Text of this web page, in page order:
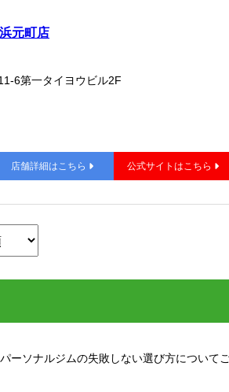
元町店
6第一タイヨウビル2F
店舗詳細はこちら 公式サイトはこちら
ーソナルジムの失敗しない選び方について